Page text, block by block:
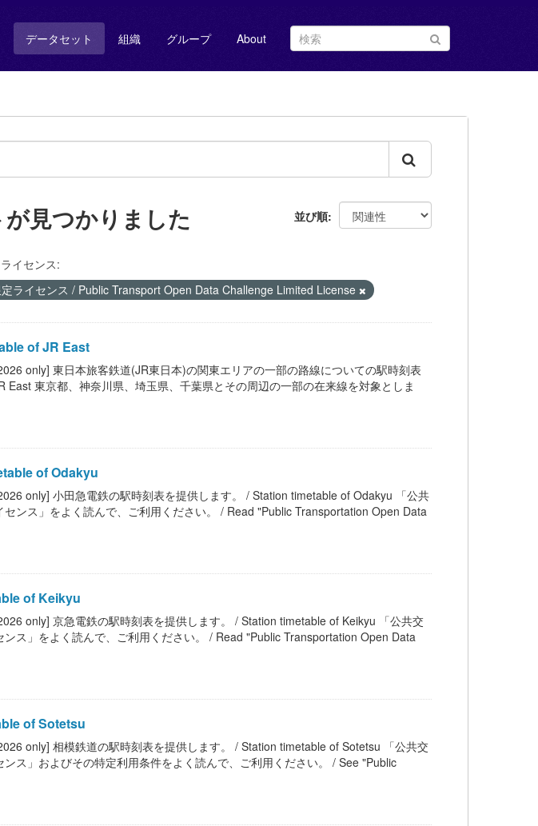
データセット 組織 グループ About
並び順
見つかりました
ライセンス:
ライセンス / Public Transport Open Data Challenge Limited License
of JR East
only] 東日本旅客鉄道(JR東日本)の関東エリアの一部の路線についての駅時刻表
東京都、神奈川県、埼玉県、千葉県とその周辺の一部の在来線を対象としま
of Odakyu
only] 小田急電鉄の駅時刻表を提供します。 / Station timetable of Odakyu 「公共
ンス」をよく読んで、ご利用ください。 / Read "Public Transportation Open Data
of Keikyu
only] 京急電鉄の駅時刻表を提供します。 / Station timetable of Keikyu 「公共交
ス」をよく読んで、ご利用ください。 / Read "Public Transportation Open Data
of Sotetsu
only] 相模鉄道の駅時刻表を提供します。 / Station timetable of Sotetsu 「公共交
ス」およびその特定利用条件をよく読んで、ご利用ください。 / See "Public